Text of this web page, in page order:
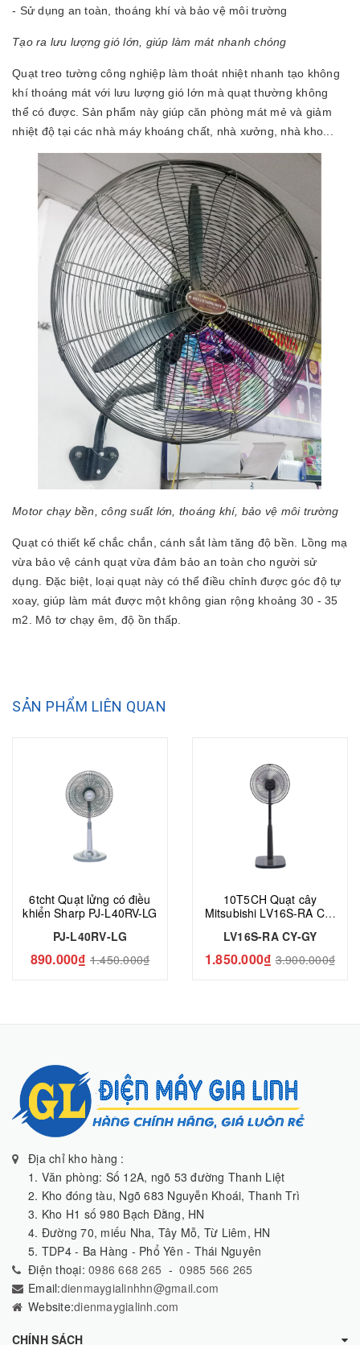
- Sử dụng an toàn, thoáng khí và bảo vệ môi trường
Tạo ra lưu lượng gió lớn, giúp làm mát nhanh chóng
Quạt treo tường công nghiệp làm thoát nhiệt nhanh tạo không
khí thoáng mát với lưu lượng gió lớn mà quạt thường không
thể có được. Sản phẩm này giúp căn phòng mát mẻ và giảm
nhiệt độ tại các nhà máy khoáng chất, nhà xưởng, nhà kho...
Motor chạy bền, công suất lớn, thoáng khí, bảo vệ môi trường
Quạt có thiết kế chắc chắn, cánh sắt làm tăng độ bền. Lồng mạ
vừa bảo vệ cánh quạt vừa đảm bảo an toàn cho người sử
dụng. Đặc biệt, loại quạt này có thể điều chỉnh được góc độ tự
xoay, giúp làm mát được một không gian rộng khoảng 30 - 35
m2. Mô tơ chạy êm, độ ồn thấp.
SẢN PHẨM LIÊN QUAN
6tcht Quạt lửng có điều
khiển Sharp PJ-L40RV-LG
PJ-L40RV-LG
890.000₫ 1.450.000₫
10T5CH Quạt cây
Mitsubishi LV16S-RA CY-
LV16S-RA CY-GY
1.850.000₫ 3.900.000₫
Địa chỉ kho hàng :
1. Văn phòng: Số 12A, ngõ 53 đường Thanh Liệt
2. Kho đóng tàu, Ngõ 683 Nguyễn Khoái, Thanh Trì
3. Kho H1 số 980 Bạch Đằng, HN
4. Đường 70, miếu Nha, Tây Mỗ, Từ Liêm, HN
5. TDP4 - Ba Hàng - Phổ Yên - Thái Nguyên
Điện thoại: 0986 668 265 -0985 566 265
Email:dienmaygialinhhn@gmail.com
Website:dienmaygialinh.com
CHÍNH SÁCH